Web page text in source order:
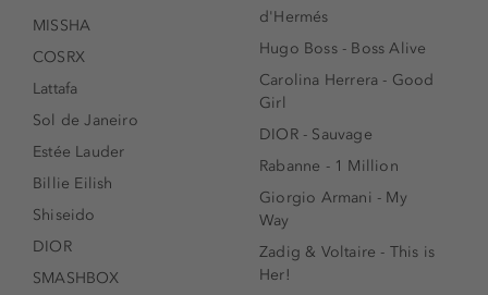
MISSHA
COSRX
Lattafa
Sol de Janeiro
Estée Lauder
Billie Eilish
Shiseido
DIOR
SMASHBOX
d'Hermés
Hugo Boss - Boss Alive
Carolina Herrera - Good
Girl
DIOR - Sauvage
Rabanne - 1 Million
Giorgio Armani - My
Way
Zadig & Voltaire - This is
Her!